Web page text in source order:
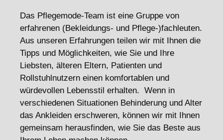
Das Pflegemode-Team ist eine Gruppe von
erfahrenen (Bekleidungs- und Pflege-)fachleuten.
Aus unseren Erfahrungen teilen wir mit Ihnen die
Tipps und Möglichkeiten, wie Sie und Ihre
Liebsten, älteren Eltern, Patienten und
Rollstuhlnutzern einen komfortablen und
würdevollen Lebensstil erhalten. Wenn in
verschiedenen Situationen Behinderung und Alter
das Ankleiden erschweren, können wir mit Ihnen
gemeinsam herausfinden, wie Sie das Beste aus